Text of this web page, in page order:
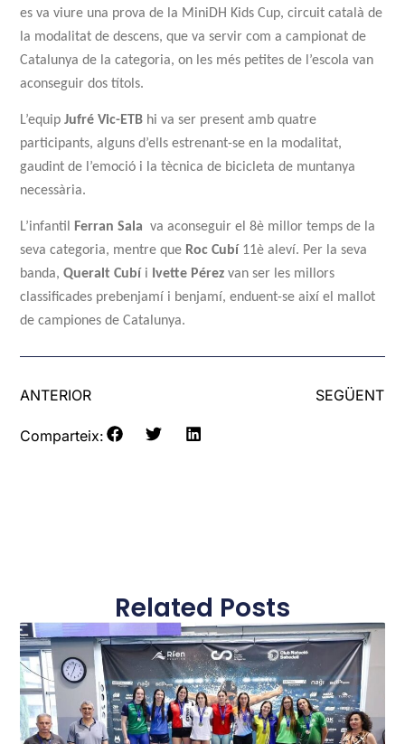
es va viure una prova de la MiniDH Kids Cup, circuit català de
la modalitat dedescens, que va servir com acampionat de
Catalunya de la categoria, on les més petites de l’escola van
aconseguir dos títols.
L’equipJufré Vic-ETB hi va ser present ambquatre
participants, alguns d’ells estrenant-se en la modalitat,
gaudint de l’emoció i la tècnica de bicicleta de muntanya
necessària.
L’infantil Ferran Sala va aconseguir el 8è millor temps de la
seva categoria, mentre que Roc Cubí 11è aleví. Per la seva
banda,Queralt Cubí i Ivette Pérez van ser les millors
classificades prebenjamí i benjamí, enduent-se així el mallot
de campiones de Catalunya.
ANTERIOR SEGÜENT
Comparteix:
Related Posts